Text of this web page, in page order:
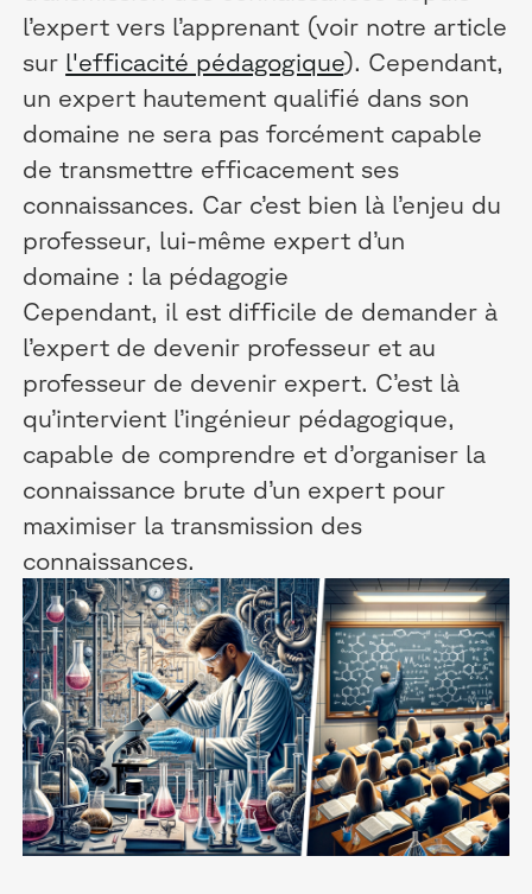
l’expert vers l’apprenant (voir notre article
sur l'efficacité pédagogique). Cependant,
un expert hautement qualifié dans son
domaine ne sera pas forcément capable
de transmettre efficacement ses
connaissances. Car c’est bien là l’enjeu du
professeur, lui-même expert d’un
domaine : la pédagogie
Cependant, il est difficile de demander à
l’expert de devenir professeur et au
professeur de devenir expert. C’est là
qu’intervient l’ingénieur pédagogique,
capable de comprendre et d’organiser la
connaissance brute d’un expert pour
maximiser la transmission des
connaissances.